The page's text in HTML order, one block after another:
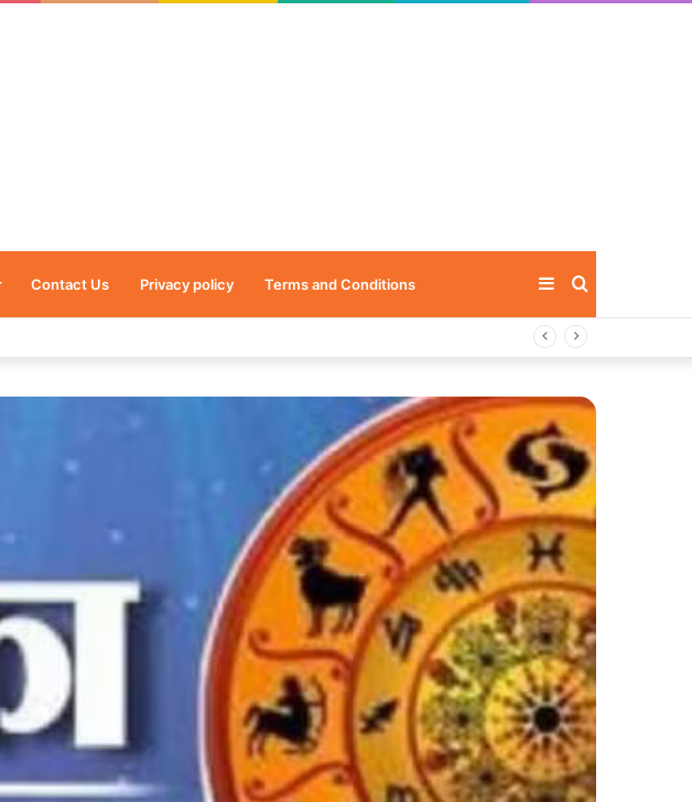
Contact Us Privacy policy Terms and Conditions Sidebar